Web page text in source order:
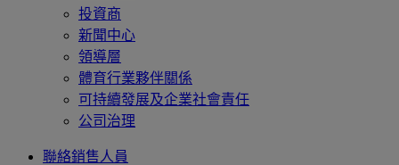
投資商
新聞中心
領導層
體育行業夥伴關係
可持續發展及企業社會責任
公司治理
聯絡銷售人員